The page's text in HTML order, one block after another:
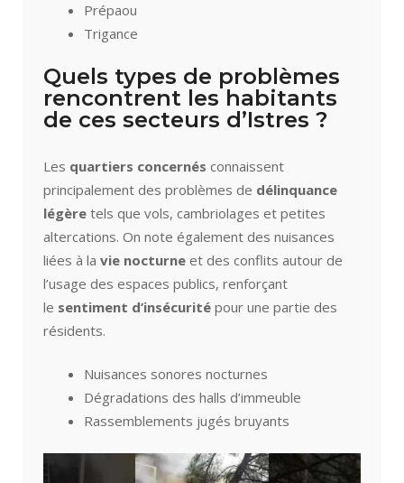
Prépaou
Trigance
Quels types de problèmes
rencontrent les habitants
de ces secteurs d’Istres ?
Les quartiers concernés connaissent
principalement des problèmes de délinquance
légère tels que vols, cambriolages et petites
altercations. On note également des nuisances
liées à la vie nocturne et des conflits autour de
l’usage des espaces publics, renforçant
le sentiment d’insécurité pour une partie des
résidents.
Nuisances sonores nocturnes
Dégradations des halls d’immeuble
Rassemblements jugés bruyants